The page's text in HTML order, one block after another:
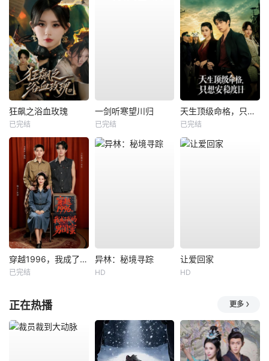
狂飙之浴血玫瑰
已完结
一剑听寒望川归
已完结
天生顶级命格，只想安稳度日
已完结
穿越1996，我成了我妈男闺蜜
已完结
异林：秘境寻踪
HD
让爱回家
HD
正在热播 更多